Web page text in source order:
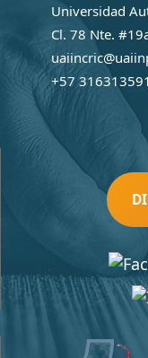
Universidad
Cl. 78 Nte.
+57